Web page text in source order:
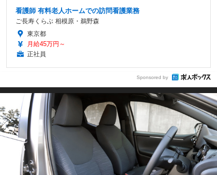
看護師 有料老人ホームでの訪問看護業務
ご長寿くらぶ 相模原・鵜野森
東京都
月給45万円～
正社員
Sponsored by